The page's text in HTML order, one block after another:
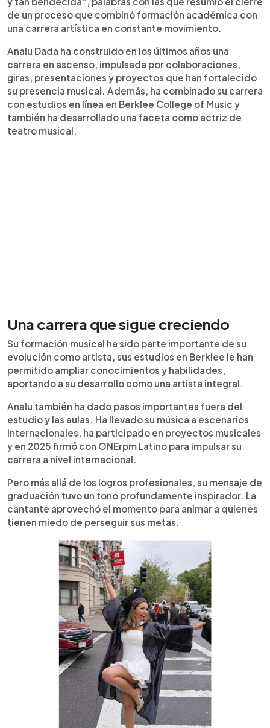
de un proceso que combinó formación académica con
una carrera artística en constante movimiento.
Analu Dada ha construido en los últimos años una
carrera en ascenso, impulsada por colaboraciones,
giras, presentaciones y proyectos que han fortalecido
su presencia musical. Además, ha combinado su carrera
con estudios en línea en Berklee College of Music y
también ha desarrollado una faceta como actriz de
teatro musical.
Una carrera que sigue creciendo
Su formación musical ha sido parte importante de su
evolución como artista, sus estudios en Berklee le han
permitido ampliar conocimientos y habilidades,
aportando a su desarrollo como una artista integral.
Analu también ha dado pasos importantes fuera del
estudio y las aulas. Ha llevado su música a escenarios
internacionales, ha participado en proyectos musicales
y en 2025 firmó con ONErpm Latino para impulsar su
carrera a nivel internacional.
Pero más allá de los logros profesionales, su mensaje de
graduación tuvo un tono profundamente inspirador. La
cantante aprovechó el momento para animar a quienes
tienen miedo de perseguir sus metas.